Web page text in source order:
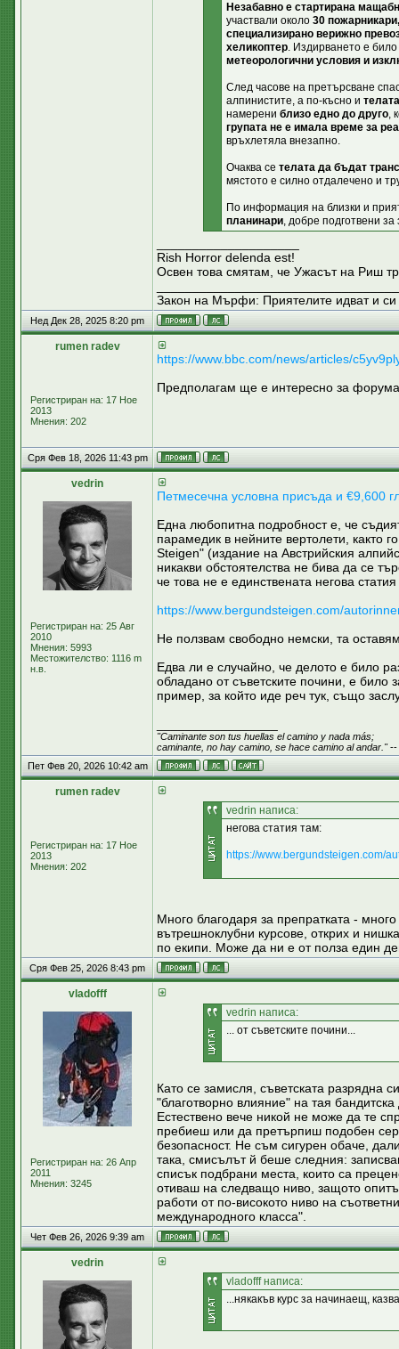
Незабавно е стартирана
участвали около 30
специализирано верижно
хеликоптер. Издирването е
метеорологични условия и
След часове на претърсване
алпинистите, а по-късно и
намерени близо едно до друго,
групата не е имала време за
връхлетяла внезапно.
Очаква се телата да бъдат
мястото е силно отдалечено и
По информация на близки и
планинари, добре подготвени
Rish Horror delenda est!
Освен това смятам, че Ужасът на Риш
Закон на Мърфи: Приятелите идват и си
Нед Дек 28, 2025 8:20 pm
rumen radev
Регистриран на: 17 Ное
2013
Мнения: 202
https://www.bbc.com/news/articles/
Предполагам ще е интересно за
Сря Фев 18, 2026 11:43 pm
vedrin
Регистриран на: 25 Авг
2010
Мнения: 5993
Местожителство: 1116 m
н.в.
Петмесечна условна присъда и €9,600
Една любопитна подробност е, че
парамедик в нейните вертолети, както
Steigen" (издание на Австрийския
никакви обстоятелства не бива да се
че това не е единствената негова
https://www.bergundsteigen.com/
Не ползвам свободно немски, та
Едва ли е случайно, че делото е било
обладано от съветските почини, е било
пример, за който иде реч тук, също
"Caminante son tus huellas el camino y nada más;
caminante, no hay camino, se hace camino al andar."--
Пет Фев 20, 2026 10:42 am
rumen radev
Регистриран на: 17 Ное
2013
Мнения: 202
vedrin написа:
негова статия там:
https://www.bergundsteigen.com/
Много благодаря за препратката -
вътрешноклубни курсове, открих и
по екипи. Може да ни е от полза един
Сря Фев 25, 2026 8:43 pm
vladofff
Регистриран на: 26 Апр
2011
Мнения: 3245
vedrin написа:
... от съветските почини...
Като се замисля, съветската разрядна
"благотворно влияние" на тая
Естествено вече никой не може да те
пребиеш или да претърпиш подобен
безопасност. Не съм сигурен обаче,
така, смисълът й беше следния:
списък подбрани места, които са
отиваш на следващо ниво, защото
работи от по-високото ниво на
международного класса".
Чет Фев 26, 2026 9:39 am
vedrin
vladofff написа:
...някакъв курс за начинаещ,